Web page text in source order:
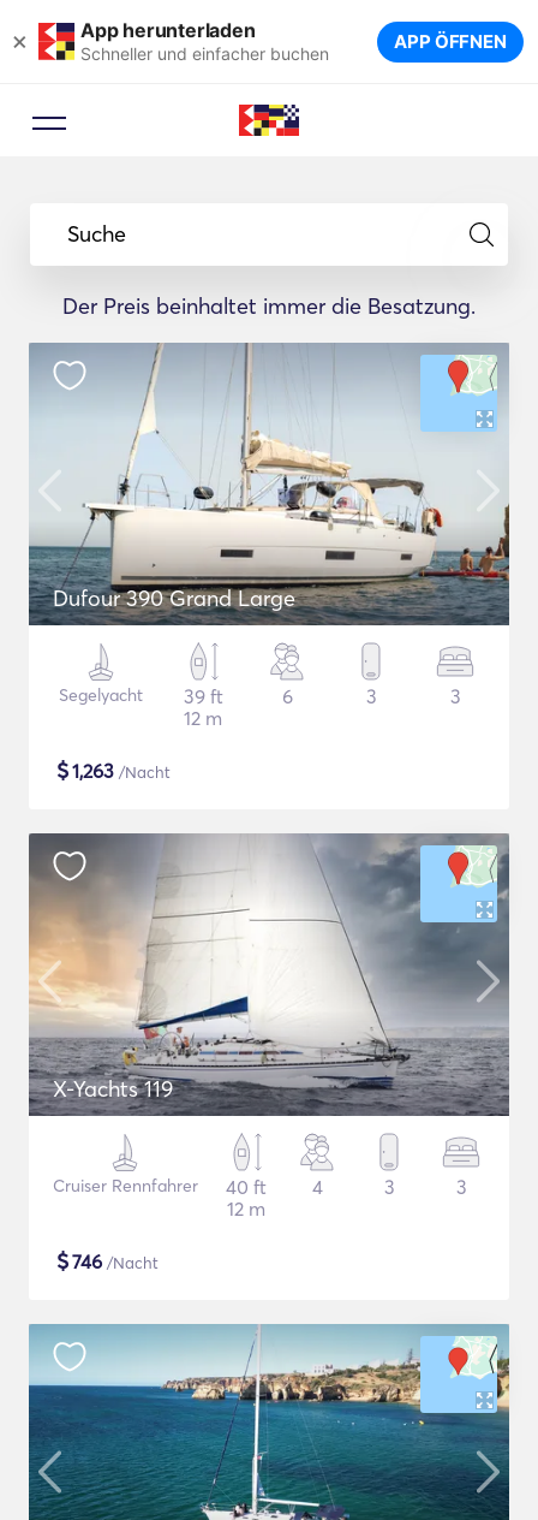
× App herunterladen
Schneller und einfacher buchen APP ÖFFNEN
Suche
Der Preis beinhaltet immer die Besatzung.
Dufour 390 Grand Large
Segelyacht
39 ft
12 m
6 3 3
$1,263 /Nacht
X-Yachts 119
Cruiser Rennfahrer
40 ft
12 m
4 3 3
$746 /Nacht